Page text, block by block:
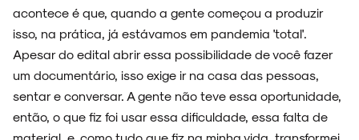
acontece é que, quando a gente começou a produzir
isso, na prática, já estávamos em pandemia 'total'.
Apesar do edital abrir essa possibilidade de você fazer
um documentário, isso exige ir na casa das pessoas,
sentar e conversar. A gente não teve essa oportunidade,
então, o que fiz foi usar essa dificuldade, essa falta de